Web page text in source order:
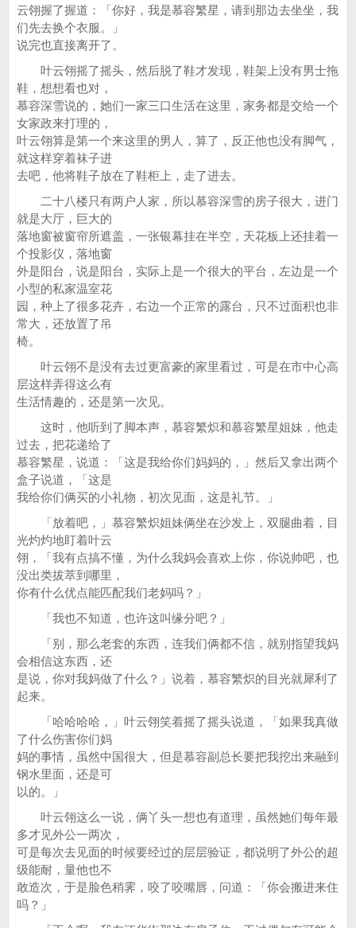
云翎握了握道：「你好，我是慕容繁星，请到那边去坐坐，我
们先去换个衣服。」
说完也直接离开了。
叶云翎摇了摇头，然后脱了鞋才发现，鞋架上没有男士拖
鞋，想想看也对，
慕容深雪说的，她们一家三口生活在这里，家务都是交给一个
女家政来打理的，
叶云翎算是第一个来这里的男人，算了，反正他也没有脚气，
就这样穿着袜子进
去吧，他将鞋子放在了鞋柜上，走了进去。
二十八楼只有两户人家，所以慕容深雪的房子很大，进门
就是大厅，巨大的
落地窗被窗帘所遮盖，一张银幕挂在半空，天花板上还挂着一
个投影仪，落地窗
外是阳台，说是阳台，实际上是一个很大的平台，左边是一个
小型的私家温室花
园，种上了很多花卉，右边一个正常的露台，只不过面积也非
常大，还放置了吊
椅。
叶云翎不是没有去过更富豪的家里看过，可是在市中心高
层这样弄得这么有
生活情趣的，还是第一次见。
这时，他听到了脚本声，慕容繁炽和慕容繁星姐妹，他走
过去，把花递给了
慕容繁星，说道：「这是我给你们妈妈的，」然后又拿出两个
盒子说道，「这是
我给你们俩买的小礼物，初次见面，这是礼节。」
「放着吧，」慕容繁炽姐妹俩坐在沙发上，双腿曲着，目
光灼灼地盯着叶云
翎，「我有点搞不懂，为什么我妈会喜欢上你，你说帅吧，也
没出类拔萃到哪里，
你有什么优点能匹配我们老妈吗？」
「我也不知道，也许这叫缘分吧？」
「别，那么老套的东西，连我们俩都不信，就别指望我妈
会相信这东西，还
是说，你对我妈做了什么？」说着，慕容繁炽的目光就犀利了
起来。
「哈哈哈哈，」叶云翎笑着摇了摇头说道，「如果我真做
了什么伤害你们妈
妈的事情，虽然中国很大，但是慕容副总长要把我挖出来融到
钢水里面，还是可
以的。」
叶云翎这么一说，俩丫头一想也有道理，虽然她们每年最
多才见外公一两次，
可是每次去见面的时候要经过的层层验证，都说明了外公的超
级能耐，量他也不
敢造次，于是脸色稍霁，咬了咬嘴唇，问道：「你会搬进来住
吗？」